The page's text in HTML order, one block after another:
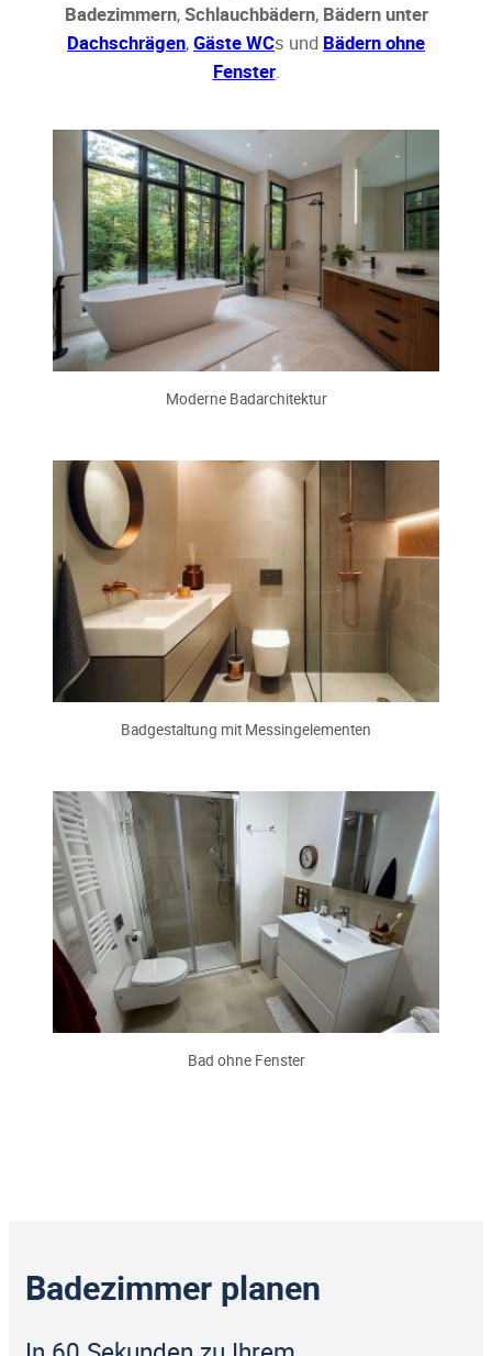
Badezimmern,Schlauchbädern, Bädern unter
Dachschrägen,Gäste WCs und Bädern ohne
Fenster.
Moderne Badarchitektur
Badgestaltung mit Messingelementen
Bad ohne Fenster
Badezimmer planen